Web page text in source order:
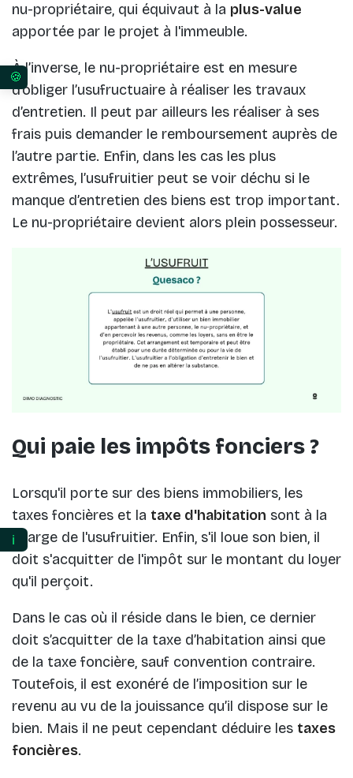
nu-propriétaire, qui équivaut à la plus-value
apportée par le projet à l'immeuble.
À l’inverse, le nu-propriétaire est en mesure
d’obliger l’usufructuaire à réaliser les travaux
d’entretien. Il peut par ailleurs les réaliser à ses
frais puis demander le remboursement auprès de
l’autre partie. Enfin, dans les cas les plus
extrêmes, l’usufruitier peut se voir déchu si le
manque d’entretien des biens est trop important.
Le nu-propriétaire devient alors plein possesseur.
Qui paie les impôts fonciers ?
Lorsqu'il porte sur des biens immobiliers, les
taxes foncières et la taxe d'habitation sont à la
charge de l'usufruitier. Enfin, s'il loue son bien, il
doit s'acquitter de l'impôt sur le montant du loyer
qu'il perçoit.
Dans le cas où il réside dans le bien, ce dernier
doit s’acquitter de la taxe d’habitation ainsi que
de la taxe foncière, sauf convention contraire.
Toutefois, il est exonéré de l’imposition sur le
revenu au vu de la jouissance qu’il dispose sur le
bien. Mais il ne peut cependant déduire les taxes
foncières.
Vos préférences en matière de consentement
ℹ️